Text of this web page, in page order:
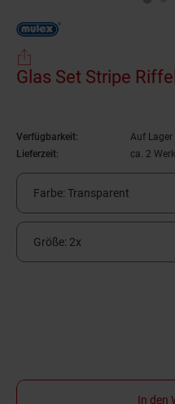
Glas Set Stripe
Verfügbarkeit:
Auf Lager
Lieferzeit:
ca. 2
Farbe: Transparent
Größe: 2x
In den